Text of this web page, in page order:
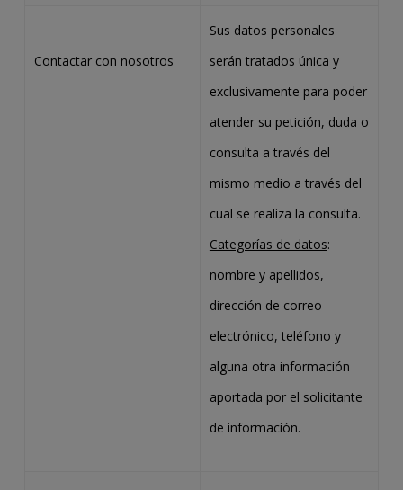
Contactar con nosotros
Sus datos personales
serán tratados única y
exclusivamente para poder
atender su petición, duda o
consulta a través del
mismo medio a través del
cual se realiza la consulta.
Categorías de datos:
nombre y apellidos,
dirección de correo
electrónico, teléfono y
alguna otra información
aportada por el solicitante
de información.